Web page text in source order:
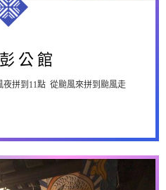
彭公館
公館
夜拼到11點 從颱風來拼到颱風走